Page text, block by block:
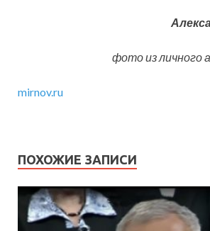
фото из личного
mirnov.ru
ПОХОЖИЕ ЗАПИСИ